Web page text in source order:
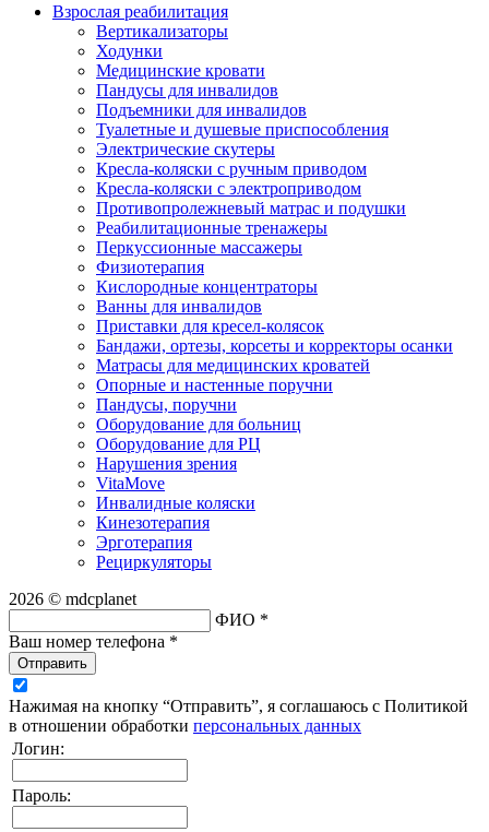
Взрослая реабилитация
Вертикализаторы
Ходунки
Медицинские кровати
Пандусы для инвалидов
Подъемники для инвалидов
Туалетные и душевые приспособления
Электрические скутеры
Кресла-коляски с ручным приводом
Кресла-коляски с электроприводом
Противопролежневый матрас и подушки
Реабилитационные тренажеры
Перкуссионные массажеры
Физиотерапия
Кислородные концентраторы
Ванны для инвалидов
Приставки для кресел-колясок
Бандажи, ортезы, корсеты и корректоры осанки
Матрасы для медицинских кроватей
Опорные и настенные поручни
Пандусы, поручни
Оборудование для больниц
Оборудование для РЦ
Нарушения зрения
VitaMove
Инвалидные коляски
Кинезотерапия
Эрготерапия
Рециркуляторы
2026 © mdcplanet
ФИО *
Ваш номер телефона *
Отправить
Нажимая на кнопку “Отправить”, я соглашаюсь с Политикой
в отношении обработки персональных данных
Логин:
Пароль: